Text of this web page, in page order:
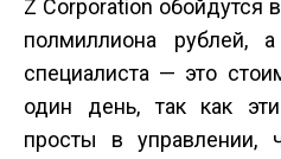
Z Corporation обойдутся
полмиллиона рублей,
специалиста — это
один день, так как
просты в